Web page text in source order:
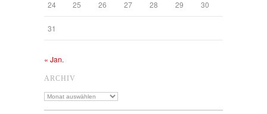
24 25 26 27 28 29 30
31
« Jan.
ARCHIV
Archiv